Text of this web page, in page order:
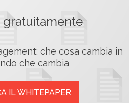
gratuitamente
che cosa cambia in
che cambia
IL WHITEPAPER